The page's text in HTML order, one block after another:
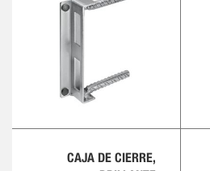
CAJA DE CIERRE,